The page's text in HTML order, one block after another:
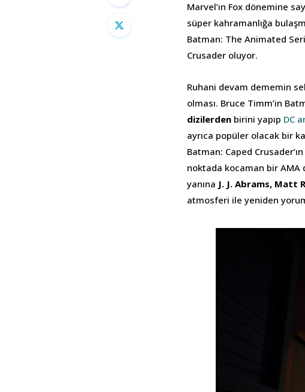
Marvel’ın Fox dönemine
süper kahramanlığa
Batman: The Animated
Crusader oluyor.
Ruhani devam dememin
olması. Bruce Timm’in
dizilerden birini yapıp DC
ayrıca popüler olacak bir
Batman: Caped Crusader’ın
noktada kocaman bir AMA
yanına J. J. Abrams, Matt
atmosferi ile yeniden